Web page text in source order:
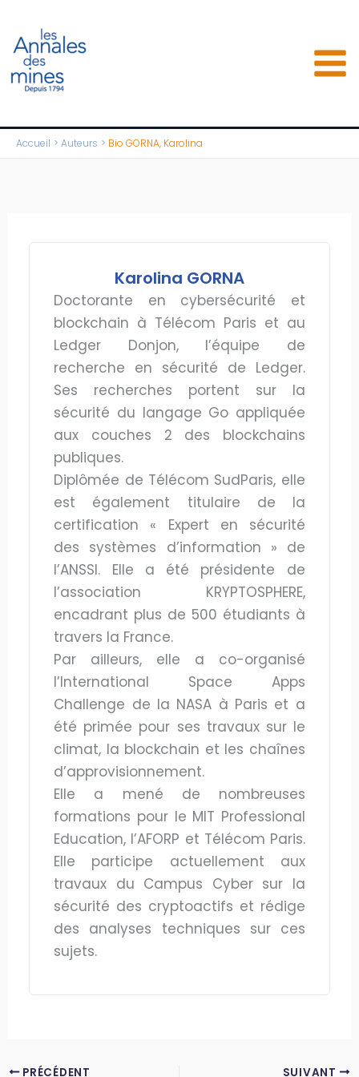
contenu
Accueil Auteurs Bio GORNA, Karolina
Karolina GORNA
Doctorante en cybersécurité et
blockchain à Télécom Paris et au
Ledger Donjon, l’équipe de
recherche en sécurité de Ledger.
Ses recherches portent sur la
sécurité du langage Go appliquée
aux couches 2 des blockchains
publiques.
Diplômée de Télécom SudParis, elle
est également titulaire de la
certification « Expert en sécurité
des systèmes d’information » de
l’ANSSI. Elle a été présidente de
l’association KRYPTOSPHERE,
encadrant plus de 500 étudiants à
travers la France.
Par ailleurs, elle a co-organisé
l’International Space Apps
Challenge de la NASA à Paris et a
été primée pour ses travaux sur le
climat, la blockchain et les chaînes
d’approvisionnement.
Elle a mené de nombreuses
formations pour le MIT Professional
Education, l’AFORP et Télécom Paris.
Elle participe actuellement aux
travaux du Campus Cyber sur la
sécurité des cryptoactifs et rédige
des analyses techniques sur ces
sujets.
PRÉCÉDENT SUIVANT